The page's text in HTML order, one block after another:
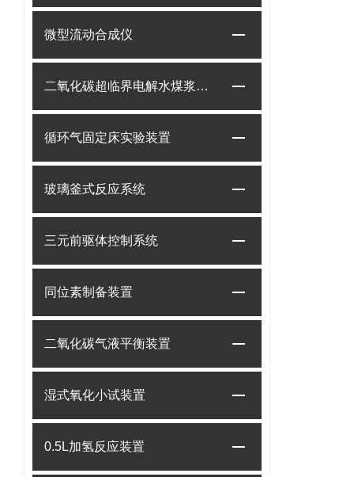
微型流动合成仪
二氧化碳超临界电解水煤浆制甲烷装置
循环气固定床实验装置
玻璃釜式反应系统
三元前驱体控制系统
同位素制备装置
二氧化碳气液平衡装置
湿式氧化小试装置
0.5L加氢反应装置